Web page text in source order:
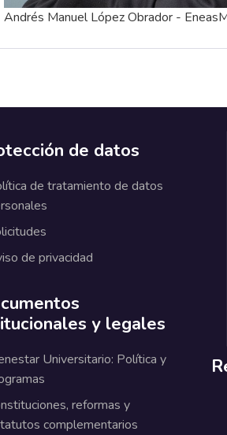
Andrés Manuel López Obrador -
de datos
de tratamiento de datos
de privacidad
y legales
Universitario: Política y
reformas y
complementarios